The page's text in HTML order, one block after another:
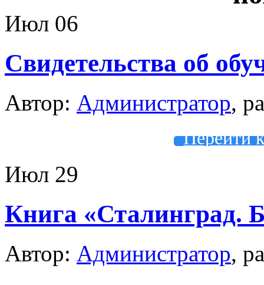
Июл 06
Свидетельства об
Автор: Администратор,
Перейти
Июл 29
Книга «Сталинград.
Автор: Администратор,